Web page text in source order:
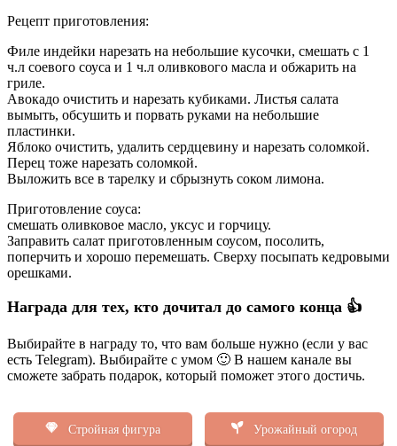
Рецепт приготовления:
Филе индейки нарезать на небольшие кусочки, смешать с 1
ч.л соевого соуса и 1 ч.л оливкового масла и обжарить на
гриле.
Авокадо очистить и нарезать кубиками. Листья салата
вымыть, обсушить и порвать руками на небольшие
пластинки.
Яблоко очистить, удалить сердцевину и нарезать соломкой.
Перец тоже нарезать соломкой.
Выложить все в тарелку и сбрызнуть соком лимона.
Приготовление соуса:
смешать оливковое масло, уксус и горчицу.
Заправить салат приготовленным соусом, посолить,
поперчить и хорошо перемешать. Сверху посыпать кедровыми
орешками.
Награда для тех, кто дочитал до самого конца 👍
Выбирайте в награду то, что вам больше нужно (если у вас
есть Telegram). Выбирайте с умом 🙂 В нашем канале вы
сможете забрать подарок, который поможет этого достичь.
Стройная фигура Урожайный огород